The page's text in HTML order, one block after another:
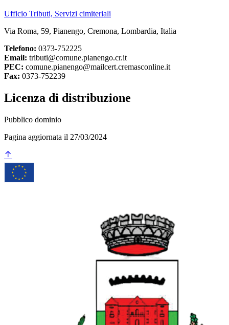
Ufficio Tributi, Servizi cimiteriali
Via Roma, 59, Pianengo, Cremona, Lombardia, Italia
Telefono: 0373-752225
Email: tributi@comune.pianengo.cr.it
PEC: comune.pianengo@mailcert.cremasconline.it
Fax: 0373-752239
Licenza di distribuzione
Pubblico dominio
Pagina aggiornata il 27/03/2024